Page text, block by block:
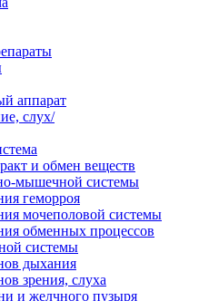
аппарат
слух/
и обмен веществ
мышечной системы
геморроя
мочеполовой системы
обменных процессов
системы
дыхания
зрения, слуха
и желчного пузыря